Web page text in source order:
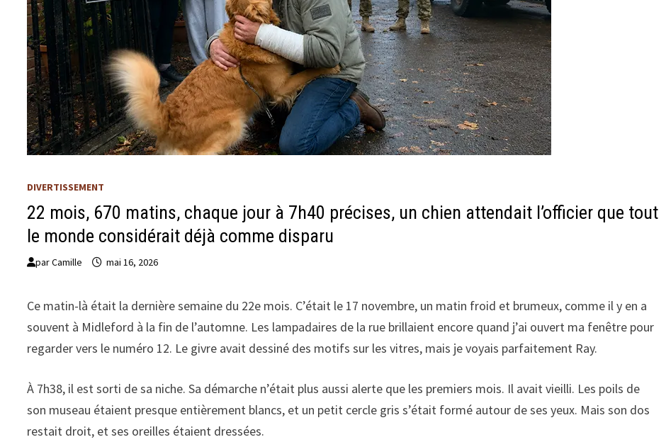
DIVERTISSEMENT
22 mois, 670 matins, chaque jour à 7h40 précises, un chien attendait l’officier que tout
le monde considérait déjà comme disparu
parCamille mai 16, 2026
Ce matin-là était la dernière semaine du 22e mois. C’était le 17 novembre, un matin froid et brumeux, comme il y en a
souvent à Midleford à la fin de l’automne. Les lampadaires de la rue brillaient encore quand j’ai ouvert ma fenêtre pour
regarder vers le numéro 12. Le givre avait dessiné des motifs sur les vitres, mais je voyais parfaitement Ray.
À 7h38, il est sorti de sa niche. Sa démarche n’était plus aussi alerte que les premiers mois. Il avait vieilli. Les poils de
son museau étaient presque entièrement blancs, et un petit cercle gris s’était formé autour de ses yeux. Mais son dos
restait droit, et ses oreilles étaient dressées.